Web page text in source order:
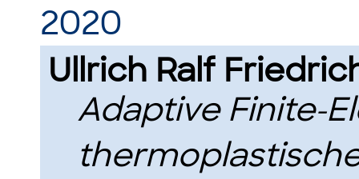
2020
Ullrich Ralf
Adaptive Finite-